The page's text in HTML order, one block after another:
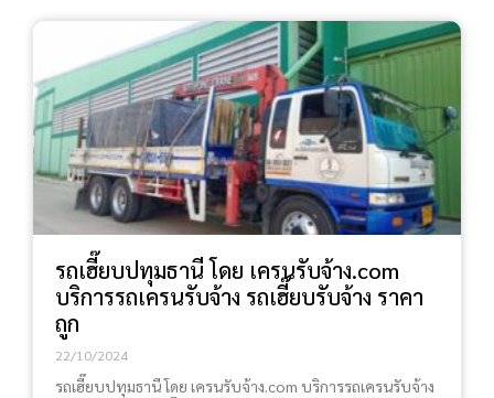
รถเฮี๊ยบปทุมธานี โดย เครนรับจ้าง.com
บริการรถเครนรับจ้าง รถเฮี๊ยบรับจ้าง ราคา
ถูก
22/10/2024
รถเฮี๊ยบปทุมธานี โดย เครนรับจ้าง.com บริการรถเครนรับจ้าง